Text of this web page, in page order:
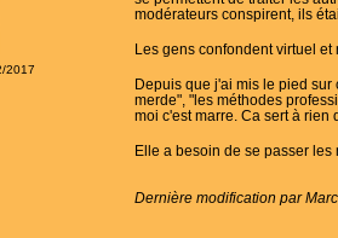
2017
modérateurs conspirent, ils
Les gens confondent virtuel
Depuis que j'ai mis le pied sur
merde", "les méthodes
moi c'est marre. Ca sert à rien
Elle a besoin de se passer
Dernière modification par